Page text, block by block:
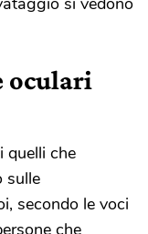
oculari
quelli che
sulle
secondo le voci